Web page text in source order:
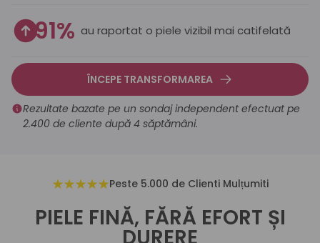
91% au raportat o piele vizibil mai catifelată
ÎNCEPE TRANSFORMAREA
Rezultate bazate pe un sondaj independent efectuat pe
2.400 de cliente după 4 săptămâni.
Peste 5.000 de Clienti Mulțumiti
PIELE FINĂ, FĂRĂ EFORT ȘI